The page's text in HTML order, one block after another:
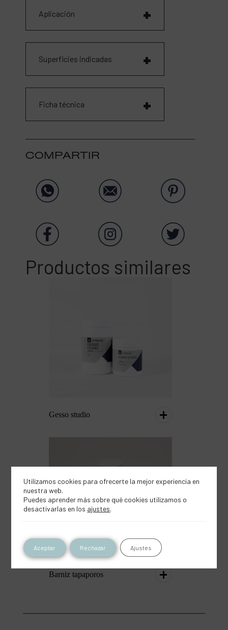
Aplicación
Superficies indicadas
Ficha técnica
COMPARTIR
Productos similares
Gesso studio
Barniz tapaporos
Utilizamos cookies para ofrecerte la mejor experiencia en
nuestra web.
Puedes aprender más sobre qué cookies utilizamos o
desactivarlas en los ajustes.
Aceptar Rechazar Ajustes